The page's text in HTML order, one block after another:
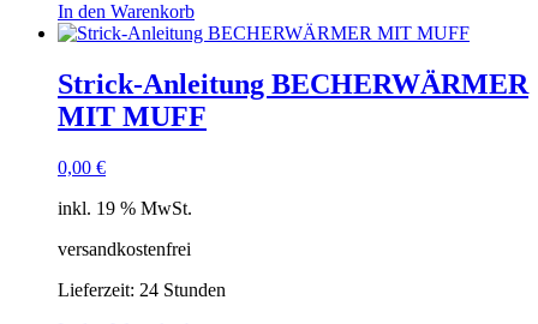
In den Warenkorb
Strick-Anleitung BECHERWÄRMER
MIT MUFF
0,00 €
inkl. 19 % MwSt.
versandkostenfrei
Lieferzeit: 24 Stunden